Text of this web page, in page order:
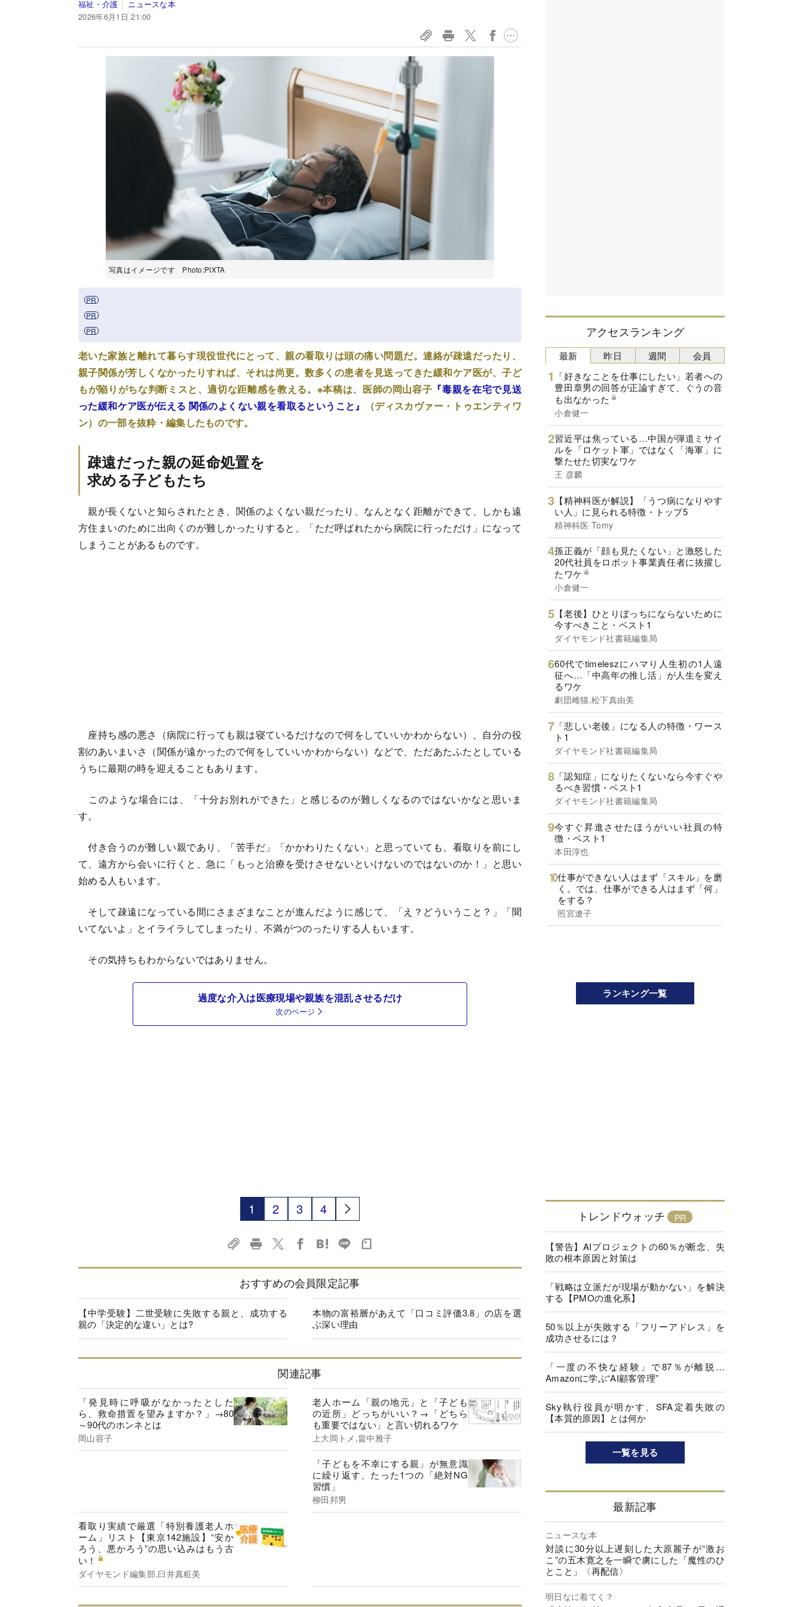
福祉・介護
ニュースな本
2026年6月1日 21:00
写真はイメージです Photo:PIXTA
老いた家族と離れて暮らす現役世代にとって、親の看取りは頭の痛い問題だ。連絡が疎遠だったり、
親子関係が芳しくなかったりすれば、それは尚更。数多くの患者を見送ってきた緩和ケア医が、子ど
もが陥りがちな判断ミスと、適切な距離感を教える。※本稿は、医師の岡山容子 『毒親を在宅で見送
った緩和ケア医が伝える 関係のよくない親を看取るということ』
（ディスカヴァー・トゥエンティワ
ン）の一部を抜粋・編集したものです。
疎遠だった親の延命処置を
求める子どもたち
親が長くないと知らされたとき、関係のよくない親だったり、なんとなく距離ができて、しかも遠
方住まいのために出向くのが難しかったりすると、「ただ呼ばれたから病院に行っただけ」になって
しまうことがあるものです。
座持ち感の悪さ（病院に行っても親は寝ているだけなので何をしていいかわからない）、自分の役
割のあいまいさ（関係が遠かったので何をしていいかわからない）などで、ただあたふたとしている
うちに最期の時を迎えることもあります。
このような場合には、「十分お別れができた」と感じるのが難しくなるのではないかなと思いま
す。
付き合うのが難しい親であり、「苦手だ」「かかわりたくない」と思っていても、看取りを前にし
て、遠方から会いに行くと、急に「もっと治療を受けさせないといけないのではないのか！」と思い
始める人もいます。
そして疎遠になっている間にさまざまなことが進んだように感じて、「え？どういうこと？」「聞
いてないよ」とイライラしてしまったり、不満がつのったりする人もいます。
その気持ちもわからないではありません。
過度な介入は医療現場や親族を混乱させるだけ
次のページ
1 2 3 4
おすすめの会員限定記事
【中学受験】二世受験に失敗する親と、成功する
親の「決定的な違い」とは?
本物の富裕層があえて「口コミ評価3.8」の店を選
ぶ深い理由
関連記事
「発見時に呼吸がなかったとした
ら、救命措置を望みますか？」→80
～90代のホンネとは
岡山容子
老人ホーム「親の地元」と「子ども
の近所」どっちがいい？→「どちら
も重要ではない」と言い切れるワケ
上大岡トメ,畠中雅子
「子どもを不幸にする親」が無意識
に繰り返す、たった1つの「絶対NG
習慣」
柳田邦男
看取り実績で厳選「特別養護老人ホ
ーム」リスト【東京142施設】“安か
ろう、悪かろう”の思い込みはもう古
い！
ダイヤモンド編集部,臼井真粧美
アクセスランキング
最新
「好きなことを仕事にしたい」若者への
豊田章男の回答が正論すぎて、ぐうの音
も出なかった
小倉健一
習近平は焦っている…中国が弾道ミサイ
ルを「ロケット軍」ではなく「海軍」に
撃たせた切実なワケ
王 彦麟
【精神科医が解説】「うつ病になりやす
い人」に見られる特徴・トップ5
精神科医 Tomy
孫正義が「顔も見たくない」と激怒した
20代社員をロボット事業責任者に抜擢し
たワケ
小倉健一
【老後】ひとりぼっちにならないために
今すべきこと・ベスト1
ダイヤモンド社書籍編集局
60代でtimeleszにハマり人生初の1人遠
征へ…「中高年の推し活」が人生を変え
るワケ
劇団雌猫,松下真由美
「悲しい老後」になる人の特徴・ワース
ト1
ダイヤモンド社書籍編集局
「認知症」になりたくないなら今すぐや
るべき習慣・ベスト1
ダイヤモンド社書籍編集局
今すぐ昇進させたほうがいい社員の特
徴・ベスト1
本田淳也
仕事ができない人はまず「スキル」を磨
く。では、仕事ができる人はまず「何」
をする？
照宮遼子
昨日 週間 会員
ランキング一覧
トレンドウォッチ
【警告】AIプロジェクトの60％が断念、失
敗の根本原因と対策は
「戦略は立派だが現場が動かない」を解決
する【PMOの進化系】
50％以上が失敗する「フリーアドレス」を
成功させるには？
「一度の不快な経験」で87％が離脱…
Amazonに学ぶ“AI顧客管理”
Sky執行役員が明かす、SFA定着失敗の
【本質的原因】とは何か
一覧を見る
最新記事
ニュースな本
対談に30分以上遅刻した大原麗子が“激お
こ”の五木寛之を一瞬で虜にした「魔性のひ
とこと」〈再配信〉
明日なに着てく？